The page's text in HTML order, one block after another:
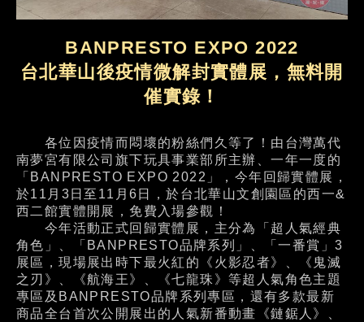
BANPRESTO EXPO 2022
台北華山後疫情微解封實體展，無料開
催實錄！
各位因疫情而悶壞的粉絲們久等了！由台灣萬代
南夢宮有限公司旗下玩具事業部所主辦、一年一度的
「BANPRESTO EXPO 2022」，今年回歸實體展，
於11月3日至11月6日，於台北華山文創園區的西一&
西二館實體開展，免費入場參觀！
今年活動正式回歸實體展，主分為「超人氣經典
角色」、「BANPRESTO品牌系列」、「一番賞」3
展區，現場展出時下最火紅的《火影忍者》、《鬼滅
之刃》、《航海王》、《七龍珠》等超人氣角色主題
專區及BANPRESTO品牌系列專區，還有多款最新
商品全台首次公開展出的人氣新番動畫《鏈鋸人》、